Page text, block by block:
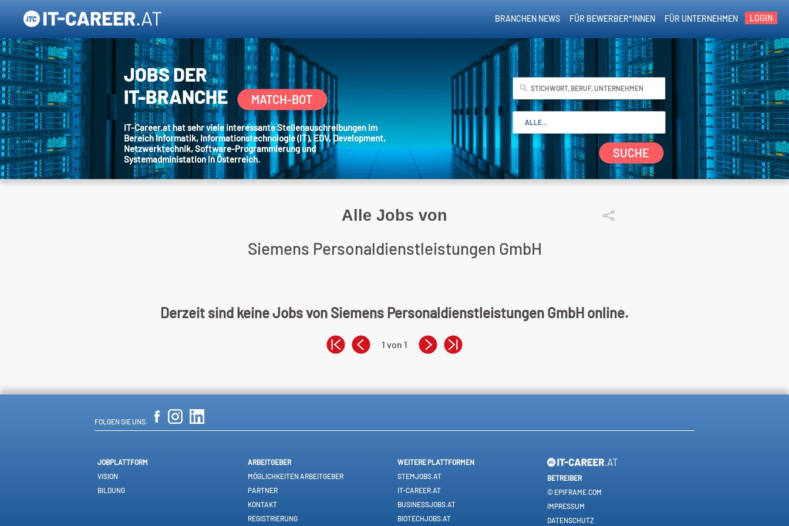
LOGIN
FÜR UNTERNEHMEN
FÜR BEWERBER*INNEN
BRANCHEN NEWS
JOBS DER
IT-BRANCHE
MATCH-BOT
IT-Career.at hat sehr viele interessante Stellenauschreibungen im
Bereich Informatik, Informationstechnologie (IT), EDV, Development,
Netzwerktechnik, Software-Programmierung und
Systemadministation in Österreich.
SUCHE
Alle Jobs von
Siemens Personaldienstleistungen GmbH
Derzeit sind keine Jobs von Siemens Personaldienstleistungen GmbH online.
1 von 1
FOLGEN SIE UNS:
JOBPLATTFORM
VISION
BILDUNG
ARBEITGEBER
MÖGLICHKEITEN ARBEITGEBER
PARTNER
KONTAKT
REGISTRIERUNG
WEITERE PLATTFORMEN
STEMJOBS.AT
IT-CAREER.AT
BUSINESSJOBS.AT
BIOTECHJOBS.AT
BETREIBER
© EPIFRAME.COM
IMPRESSUM
DATENSCHUTZ